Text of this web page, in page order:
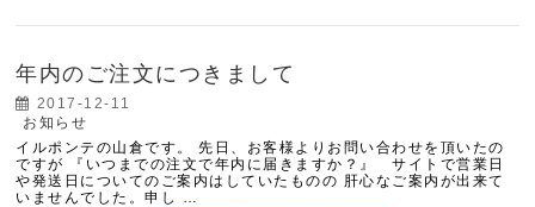
年内のご注文につきまして
2017-12-11
お知らせ
イルポンテの山倉です。 先日、お客様よりお問い合わせを頂いたの
ですが 『いつまでの注文で年内に届きますか？』 サイトで営業日
や発送日についてのご案内はしていたものの 肝心なご案内が出来て
いませんでした。申し …